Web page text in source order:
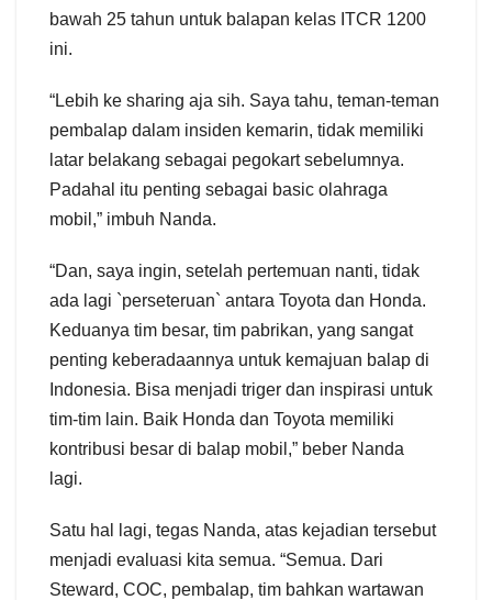
bawah 25 tahun untuk balapan kelas ITCR 1200
ini.
“Lebih ke sharing aja sih. Saya tahu, teman-teman
pembalap dalam insiden kemarin, tidak memiliki
latar belakang sebagai pegokart sebelumnya.
Padahal itu penting sebagai basic olahraga
mobil,” imbuh Nanda.
“Dan, saya ingin, setelah pertemuan nanti, tidak
ada lagi `perseteruan` antara Toyota dan Honda.
Keduanya tim besar, tim pabrikan, yang sangat
penting keberadaannya untuk kemajuan balap di
Indonesia. Bisa menjadi triger dan inspirasi untuk
tim-tim lain. Baik Honda dan Toyota memiliki
kontribusi besar di balap mobil,” beber Nanda
lagi.
Satu hal lagi, tegas Nanda, atas kejadian tersebut
menjadi evaluasi kita semua. “Semua. Dari
Steward, COC, pembalap, tim bahkan wartawan